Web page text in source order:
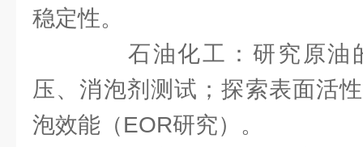
稳定性。
石油化工：研究原油
压、消泡剂测试；探索表面活
泡效能（EOR研究）。